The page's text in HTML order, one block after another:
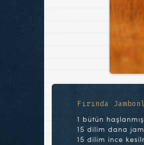
Fırında
1 bütün
15 dilim dana
15 dilim ince